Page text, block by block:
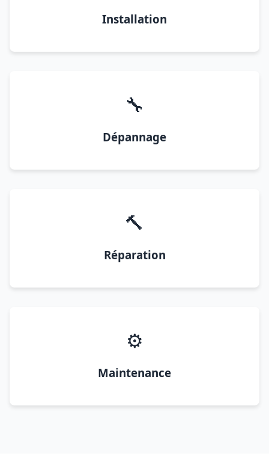
Installation
🔧
Dépannage
🔨
Réparation
⚙️
Maintenance